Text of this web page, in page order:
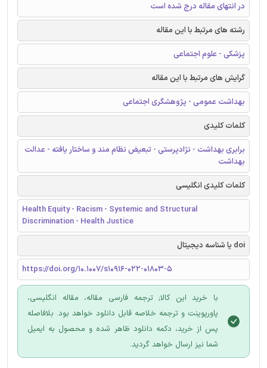
در انتهای مقاله درج شده است
رشته های مرتبط با این مقاله
پزشکی - علوم اجتماعی
گرایش های مرتبط با این مقاله
بهداشت عمومی - پژوهشگری اجتماعی
کلمات کلیدی
برابری بهداشت - نژادپرستی - تبعیض نظام مند و ساختار یافته - عدالت
بهداشت
کلمات کلیدی انگلیسی
Health Equity - Racism - Systemic and Structural
Discrimination - Health Justice
doi یا شناسه دیجیتال
https://doi.org/10.1007/s10916-022-01803-5
با خرید این کالا; ترجمه فارسی مقاله، مقاله انگلیسی،
پاورپوینت و ترجمه خلاصه قابل دانلود خواهد بود. بلافاصله
پس از خرید، دکمه دانلود ظاهر شده و محصول به ایمیل
شما نیز ارسال خواهد گردید.